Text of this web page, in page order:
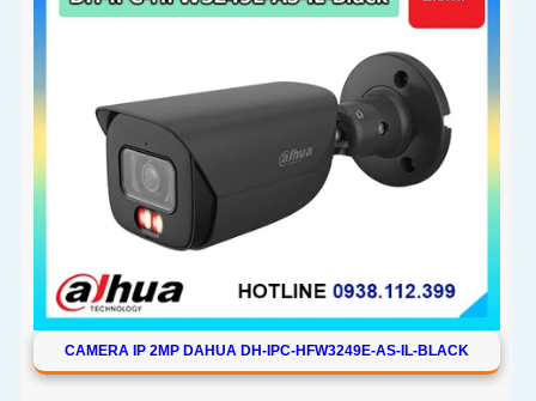
CAMERA IP 2MP DAHUA DH-IPC-HFW3249E-AS-IL-BLACK